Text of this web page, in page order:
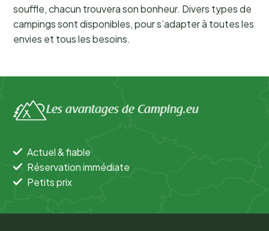
souffle, chacun trouvera son bonheur. Divers types de
campings sont disponibles, pour s’adapter à toutes les
envies et tous les besoins.
Les avantages de Camping.eu
Actuel & fiable
Réservation immédiate
Petits prix